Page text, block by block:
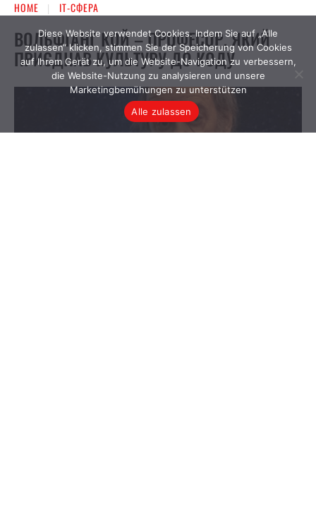
Diese Website verwendet Cookies. Indem Sie auf „Alle
zulassen“ klicken, stimmen Sie der Speicherung von Cookies
auf Ihrem Gerät zu, um die Website-Navigation zu verbessern,
die Website-Nutzung zu analysieren und unsere
Marketingbemühungen zu unterstützen
Alle zulassen